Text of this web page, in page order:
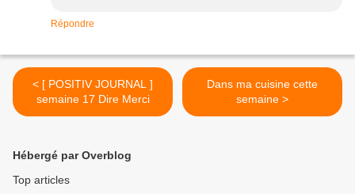
Répondre
< [ POSITIV JOURNAL ]
semaine 17 Dire Merci
Dans ma cuisine cette
semaine >
Hébergé par Overblog
Top articles